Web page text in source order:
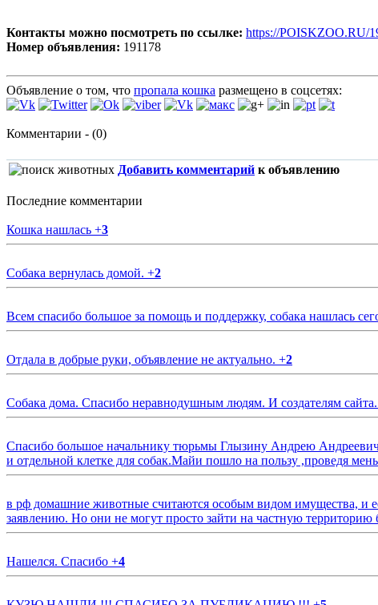
Контакты можно посмотреть по ссылке: https://POISKZOO.RU/
Номер объявления: 191178
Объявление о том, что пропала кошка размещено в соцсетях:
Комментарии - (0)
Добавить комментарий к объявлению
Последние комментарии
Кошка нашлась +3
Собака вернулась домой. +2
Всем спасибо большое за помощь и поддержку, собака нашлась
Отдала в добрые руки, объявление не актуально. +2
Собака дома. Спасибо неравнодушным людям. И создателям сайта.
Спасибо большое начальнику тюрьмы Глызину Андрею
и отдельной клетке для собак.Майи пошло на пользу ,проведя
в рф домашние животные считаются особым видом имущества, и
заявлению. Но они не могут просто зайти на частную территорию
Нашелся. Спасибо +4